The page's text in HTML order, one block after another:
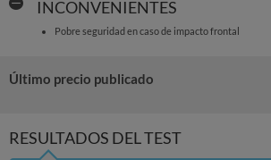
INCONVENIENTES
Pobre seguridad en caso de impacto frontal
Último precio publicado
RESULTADOS DEL TEST